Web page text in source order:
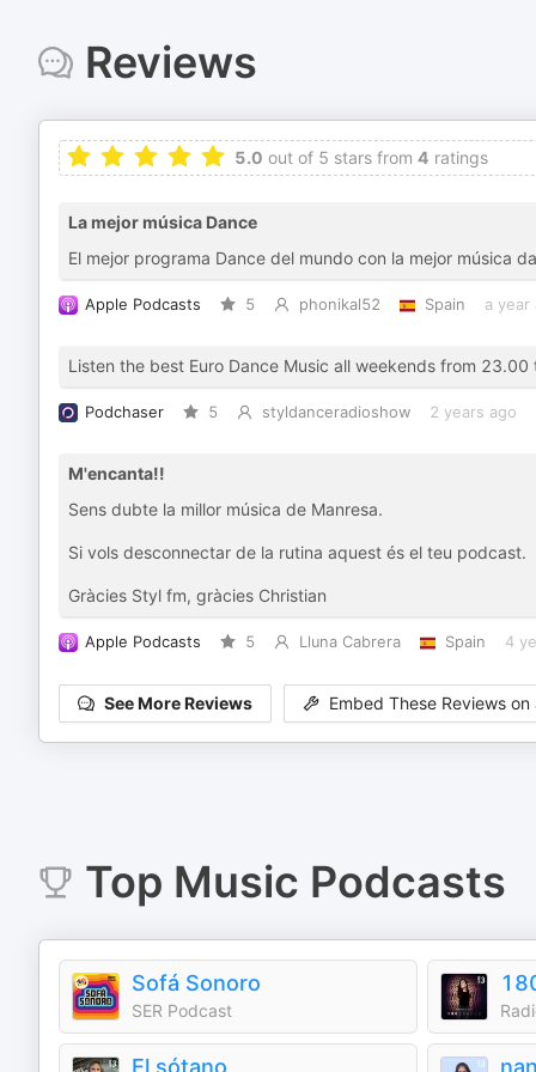
Reviews
5.0 out of 5 stars from 4 ratings
La mejor música Dance
El mejor programa Dance del mundo con la mejor música
Apple Podcasts 5 phonikal52 Spain a year
Listen the best Euro Dance Music all weekends from
Podchaser 5 styldanceradioshow 2 years ago
M'encanta!!
Sens dubte la millor música de Manresa.
Si vols desconnectar de la rutina aquest és el teu podcast.
Gràcies Styl fm, gràcies Christian
Apple Podcasts 5 Lluna Cabrera Spain 4
See More Reviews Embed These Reviews on
Top Music Podcasts
Sofá Sonoro
SER Podcast
El sótano